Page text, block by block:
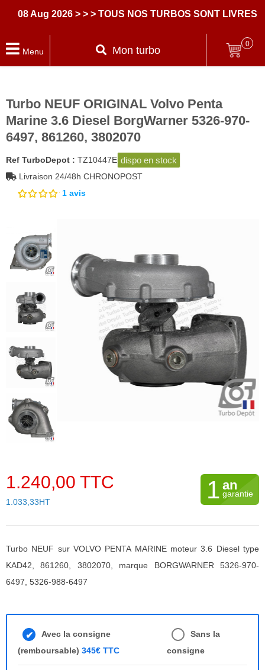
08 Aug 2026 > > > TOUS NOS TURBOS SONT LIVRES
Menu Mon turbo
0
Turbo NEUF ORIGINAL Volvo Penta
Marine 3.6 Diesel BorgWarner 5326-970-
6497, 861260, 3802070
Ref TurboDepot : TZ10447E dispo en stock
Livraison 24/48h CHRONOPOST
notation
client
1 avis
1.240,00 TTC
1.033,33HT 1 an
garantie
Turbo NEUF sur VOLVO PENTA MARINE moteur 3.6 Diesel type
KAD42, 861260, 3802070, marque BORGWARNER 5326-970-
6497, 5326-988-6497
Avec la consigne
(remboursable) 345€ TTC
Sans la
consigne